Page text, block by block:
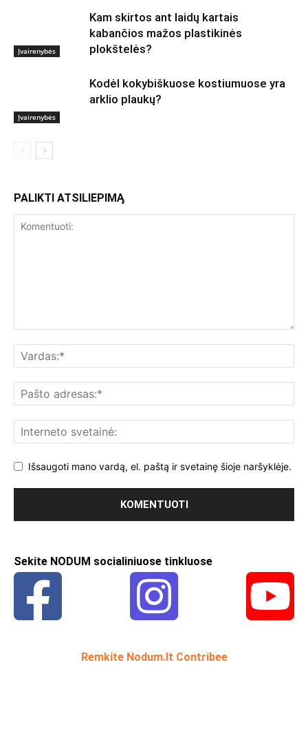
Įvairenybės
Kam skirtos ant laidų kartais
kabančios mažos plastikinės
plokštelės?
Įvairenybės
Kodėl kokybiškuose kostiumuose yra
arklio plaukų?
PALIKTI ATSILIEPIMĄ
Išsaugoti mano vardą, el. paštą ir svetainę šioje naršyklėje.
Sekite NODUM socialiniuose tinkluose
Remkite Nodum.lt Contribee